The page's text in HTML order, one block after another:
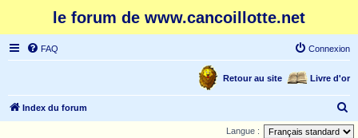
le forum de www.cancoillotte.net
FAQ Connexion
Livre d'or
Retour au site
Index du forum
e
Langue :